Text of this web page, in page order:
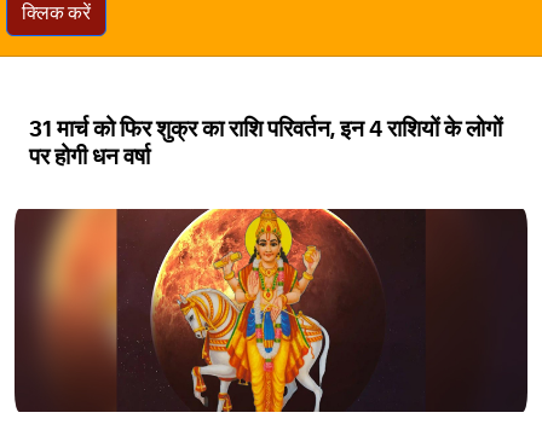
क्लिक करें
31 मार्च को फिर शुक्र का राशि परिवर्तन, इन 4 राशियों के लोगों
पर होगी धन वर्षा